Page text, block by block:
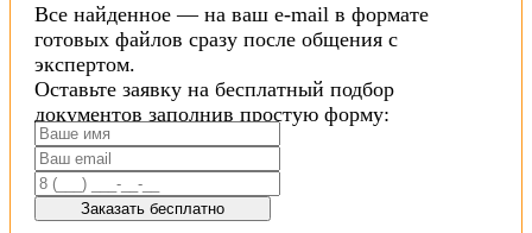
Все найденное — на ваш e-mail в формате
готовых файлов сразу после общения с
экспертом.
Оставьте заявку на бесплатный подбор
документов заполнив простую форму:
Заказать бесплатно